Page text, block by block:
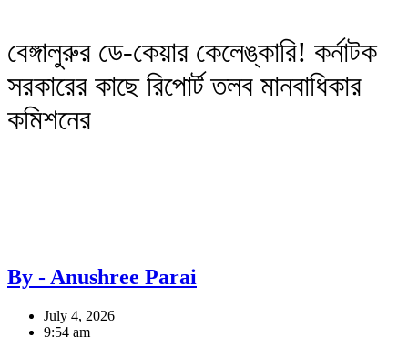
বেঙ্গালুরুর ডে-কেয়ার কেলেঙ্কারি! কর্নাটক
সরকারের কাছে রিপোর্ট তলব মানবাধিকার
কমিশনের
By - Anushree Parai
July 4, 2026
9:54 am